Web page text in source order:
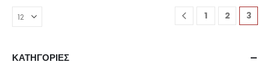
1 2 3
ΚΑΤΗΓΟΡΙΕΣ